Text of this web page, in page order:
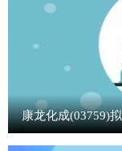
康龙化成(03759)